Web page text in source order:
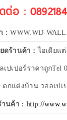
ต่อ :
:WWW.WD-
ดร้านค้า : ไอเดียแ
เปเปอร์ราคาถูกTel
ตกแต่งบ้าน วอลเป
านค้า : http://